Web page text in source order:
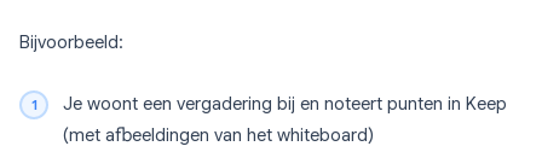
Bijvoorbeeld:
Je woont een vergadering bij en noteert punten in Keep
(met afbeeldingen van het whiteboard)